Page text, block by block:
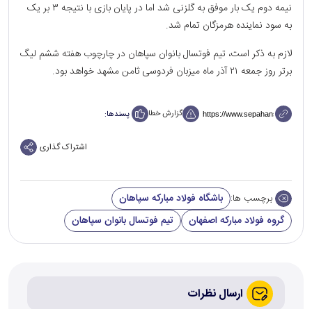
نیمه دوم یک بار موفق به گلزنی شد اما در پایان بازی با نتیجه ۳ بر یک
به سود نماینده هرمزگان تمام شد.
لازم به ذکر است، تیم فوتسال بانوان سپاهان در چارچوب هفته ششم لیگ
برتر روز جمعه ۲۱ آذر ماه میزبان فردوسی ثامن مشهد خواهد بود.
گزارش خطا پسندها:
اشتراک گذاری
برچسب ها: باشگاه فولاد مبارکه سپاهان
گروه فولاد مبارکه اصفهان
تیم فوتسال بانوان سپاهان
ارسال نظرات